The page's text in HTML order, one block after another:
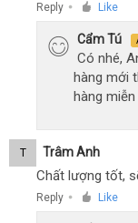
Reply ● Like
Cẩm Tú
Có nhé,
hàng mới
hàng
T Trâm Anh
Chất lượng tốt,
Reply ● Like